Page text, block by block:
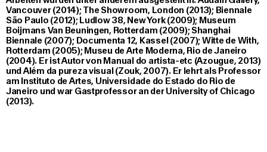
Vancouver (2014); The Showroom, London (2013); Biennale
São Paulo (2012); Ludlow 38, New York (2009); Museum
Boijmans Van Beuningen, Rotterdam (2009); Shanghai
Biennale (2007); Documenta 12, Kassel (2007); Witte de With,
Rotterdam (2005); Museu de Arte Moderna, Rio de Janeiro
(2004). Er ist Autor von Manual do artista-etc (Azougue, 2013)
und Além da pureza visual (Zouk, 2007). Er lehrt als Professor
am Instituto de Artes, Universidade do Estado do Rio de
Janeiro und war Gastprofessor an der University of Chicago
(2013).